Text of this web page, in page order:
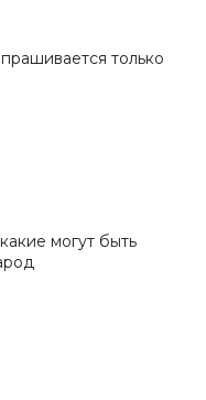
только
могут быть